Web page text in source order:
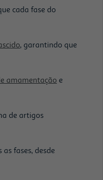
cada fase do
, garantindo que
amamentação e
de artigos
fases, desde